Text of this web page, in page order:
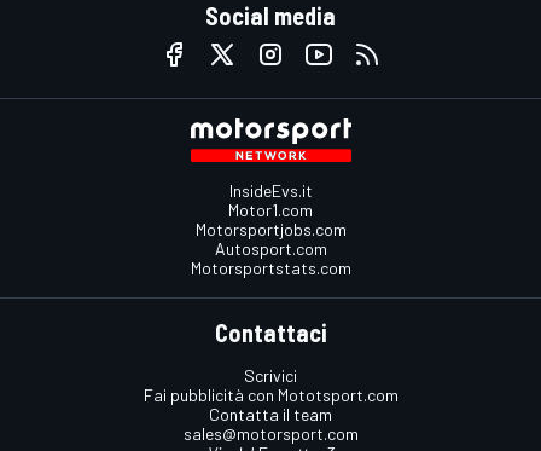
Social media
InsideEvs.it
Motor1.com
Motorsportjobs.com
Autosport.com
Motorsportstats.com
Contattaci
Scrivici
Fai pubblicità con Mototsport.com
Contatta il team
sales@motorsport.com